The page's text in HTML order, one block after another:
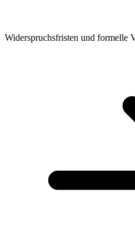
Widerspruchsfristen und formelle